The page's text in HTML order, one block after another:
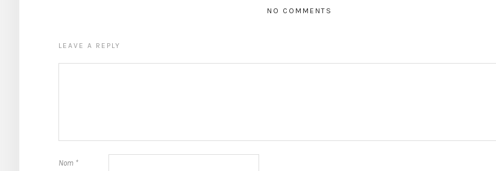
NO COMMENTS
LEAVE A REPLY
Nom *